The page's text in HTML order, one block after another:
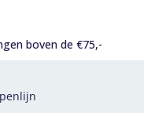
boven de €75,-